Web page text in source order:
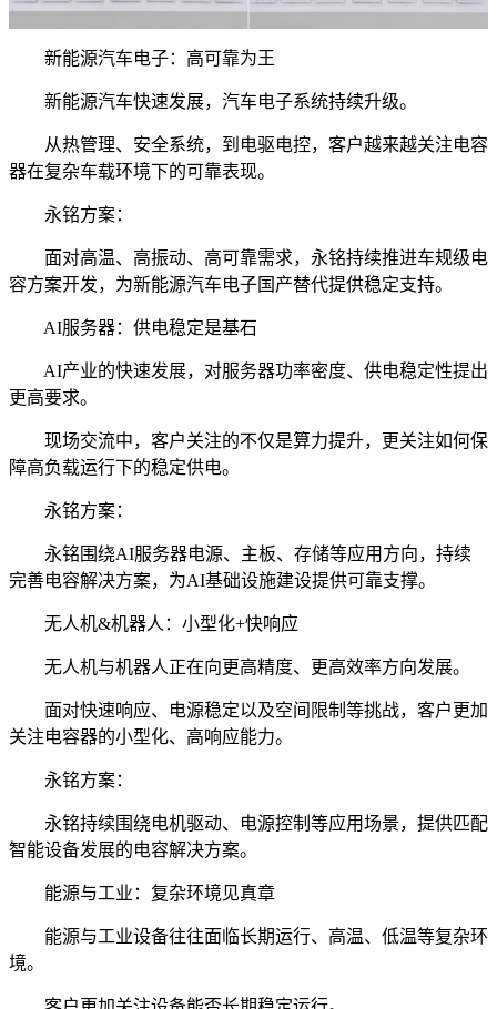
新能源汽车电子：高可靠为王
新能源汽车快速发展，汽车电子系统持续升级。
从热管理、安全系统，到电驱电控，客户越来越关注电容
器在复杂车载环境下的可靠表现。
永铭方案：
面对高温、高振动、高可靠需求，永铭持续推进车规级电
容方案开发，为新能源汽车电子国产替代提供稳定支持。
AI服务器：供电稳定是基石
AI产业的快速发展，对服务器功率密度、供电稳定性提出
更高要求。
现场交流中，客户关注的不仅是算力提升，更关注如何保
障高负载运行下的稳定供电。
永铭方案：
永铭围绕AI服务器电源、主板、存储等应用方向，持续
完善电容解决方案，为AI基础设施建设提供可靠支撑。
无人机&机器人：小型化+快响应
无人机与机器人正在向更高精度、更高效率方向发展。
面对快速响应、电源稳定以及空间限制等挑战，客户更加
关注电容器的小型化、高响应能力。
永铭方案：
永铭持续围绕电机驱动、电源控制等应用场景，提供匹配
智能设备发展的电容解决方案。
能源与工业：复杂环境见真章
能源与工业设备往往面临长期运行、高温、低温等复杂环
境。